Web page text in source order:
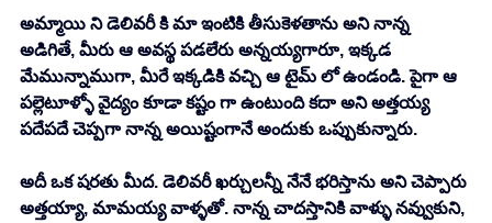
అమ్మాయి ని డెలివరీ కి మా ఇంటికి తీసుకెళతాను అని నాన్న
అడిగితే, మీరు ఆ అవస్థ పడలేరు అన్నయ్యగారూ, ఇక్కడ
మేమున్నాముగా, మీరే ఇక్కడికి వచ్చి ఆ టైమ్ లో ఉండండి. పైగా ఆ
పల్లెటూళ్ళో వైద్యం కూడా కష్టం గా ఉంటుంది కదా అని అత్తయ్య
పదేపదే చెప్పగా నాన్న అయిష్టంగానే అందుకు ఒప్పుకున్నారు.
అదీ ఒక షరతు మీద. డెలివరీ ఖర్చులన్నీ నేనే భరిస్తాను అని చెప్పారు
అత్తయ్యా, మామయ్య వాళ్ళతో. నాన్న చాదస్తానికి వాళ్ళు నవ్వుకుని,